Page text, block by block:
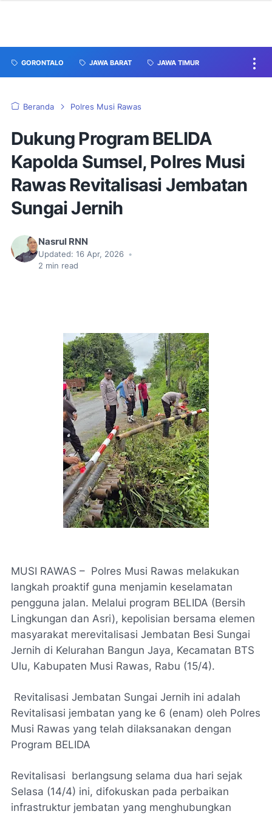
GORONTALO JAWA BARAT JAWA TIMUR
Beranda Polres Musi Rawas
Dukung Program BELIDA
Kapolda Sumsel, Polres Musi
Rawas Revitalisasi Jembatan
Sungai Jernih
Nasrul RNN
Updated: 16 Apr, 2026 •
2 min read
​MUSI RAWAS – Polres Musi Rawas melakukan
langkah proaktif guna menjamin keselamatan
pengguna jalan. Melalui program BELIDA (Bersih
Lingkungan dan Asri), kepolisian bersama elemen
masyarakat merevitalisasi Jembatan Besi Sungai
Jernih di Kelurahan Bangun Jaya, Kecamatan BTS
Ulu, Kabupaten Musi Rawas, Rabu (15/4).
Revitalisasi Jembatan Sungai Jernih ini adalah
Revitalisasi jembatan yang ke 6 (enam) oleh Polres
Musi Rawas yang telah dilaksanakan dengan
Program BELIDA
​Revitalisasi berlangsung selama dua hari sejak
Selasa (14/4) ini, difokuskan pada perbaikan
infrastruktur jembatan yang menghubungkan